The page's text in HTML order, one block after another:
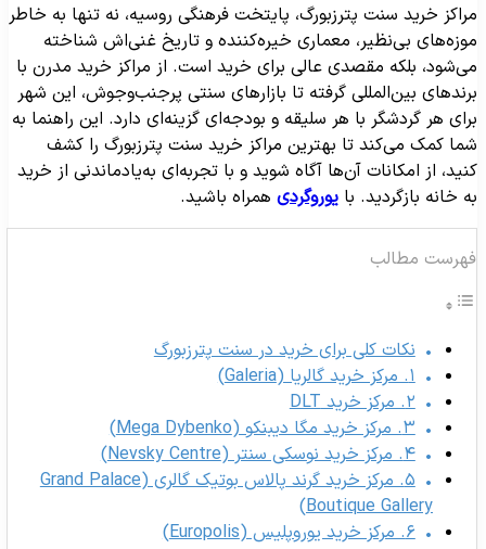
خرید سنت پترزبورگ، پایتخت فرهنگی روسیه، نه تنها به خاطر
بی‌نظیر، معماری خیره‌کننده و تاریخ غنی‌اش شناخته
بلکه مقصدی عالی برای خرید است. از مراکز خرید مدرن با
بین‌المللی گرفته تا بازارهای سنتی پرجنب‌وجوش، این شهر
هر گردشگر با هر سلیقه و بودجه‌ای گزینه‌ای دارد. این راهنما به
کمک می‌کند تا بهترین مراکز خرید سنت پترزبورگ را کشف
از امکانات آن‌ها آگاه شوید و با تجربه‌ای به‌یادماندنی از خرید
خانه بازگردید. بایوروگردیهمراه باشید.
مطالب
نکات کلی برای خرید در سنت پترزبورگ
۱. مرکز خرید گالریا (Galeria)
۲. مرکز خرید DLT
۳. مرکز خرید مگا دیبنکو (Mega Dybenko)
۴. مرکز خرید نوسکی سنتر (Nevsky Centre)
۵. مرکز خرید گرند پالاس بوتیک گالری (Grand Palace
Boutique Gallery)
۶. مرکز خرید یوروپلیس (Europolis)